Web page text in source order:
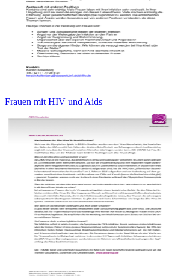
Frauen mit HIV und Aids